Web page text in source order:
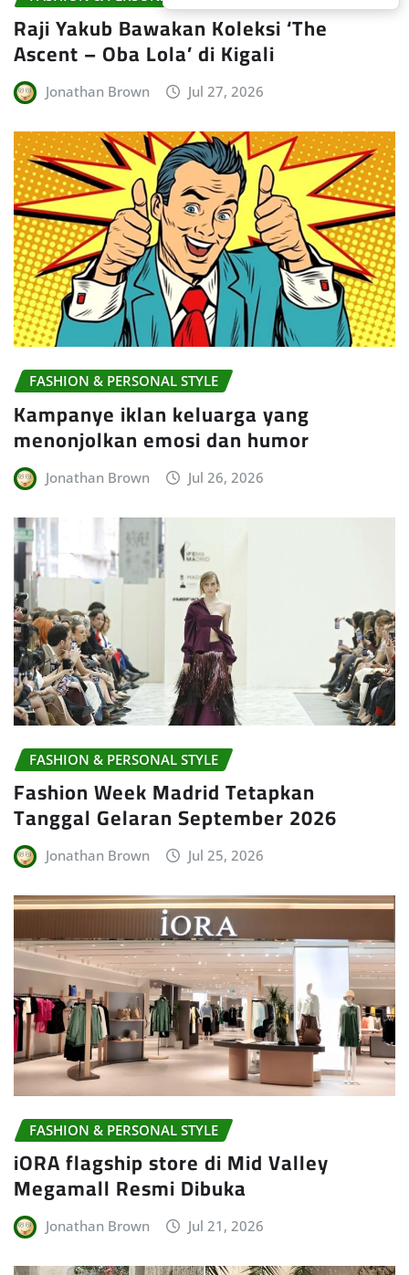
Raji Yakub Bawakan Koleksi ‘The
Ascent – Oba Lola’ di Kigali
Jonathan Brown Jul 27, 2026
FASHION & PERSONAL STYLE
Kampanye iklan keluarga yang
menonjolkan emosi dan humor
Jonathan Brown Jul 26, 2026
FASHION & PERSONAL STYLE
Fashion Week Madrid Tetapkan
Tanggal Gelaran September 2026
Jonathan Brown Jul 25, 2026
FASHION & PERSONAL STYLE
iORA flagship store di Mid Valley
Megamall Resmi Dibuka
Jonathan Brown Jul 21, 2026